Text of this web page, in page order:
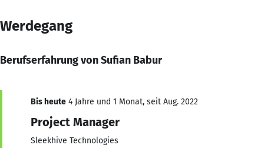
Werdegang
Berufserfahrung von Sufian Babur
Bis heute 4 Jahre und 1 Monat, seit Aug. 2022
Project Manager
Sleekhive Technologies